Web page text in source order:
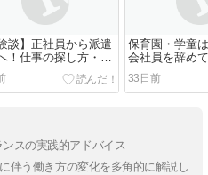
談】正社員から派遣
！仕事の探し方・選
業後の違いと乗り越
保育園・学童
会社員を辞め
ランスになる
手続きまとめ
33日前
スの実践的アドバイス
伴う働き方の変化を多角的に解説し